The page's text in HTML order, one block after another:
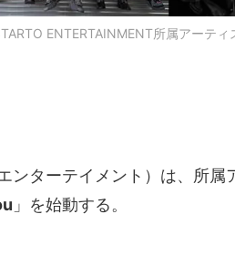
ENTERTAINMENT所属アーティ
ンターテイメント）は、所属
」を始動する。